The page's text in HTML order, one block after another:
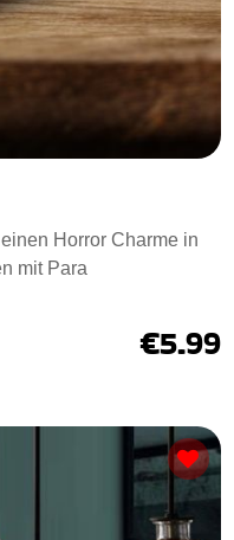
Horror Charme in
mit Para
€5.99